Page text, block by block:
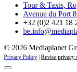
Tour & Taxis,
Avenue du Port
+32 (0)2 421 18
© 2026 Mediaplanet
Privacy Policy Revise privacy